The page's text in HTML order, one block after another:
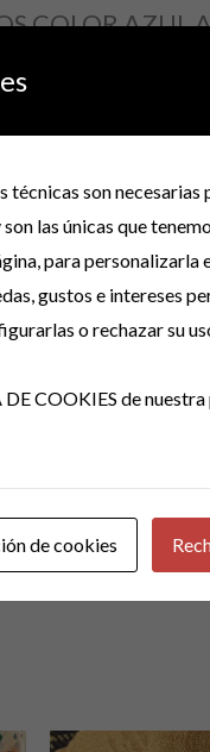
COLOR AZUL
Correo electrónico
para la próxima vez que
son necesarias
las únicas que
para personalizarla
gustos e intereses
o rechazar su
COOKIES de
de cookies